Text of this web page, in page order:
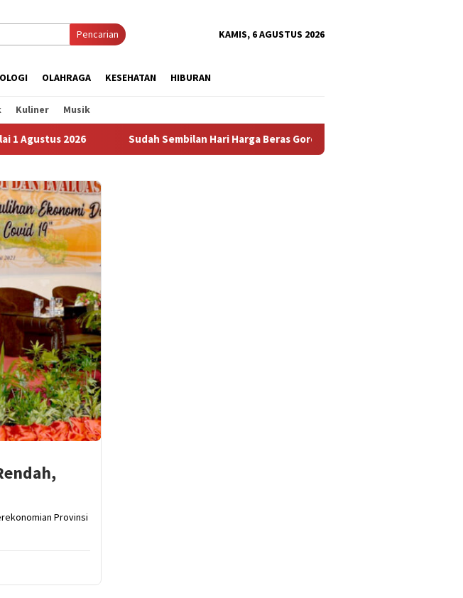
Pencarian KAMIS, 6 AGUSTUS 2026
OLAHRAGA KESEHATAN HIBURAN
Kuliner Musik
2026 Sudah Sembilan Hari Harga Beras Gorontalo Termahal di Indonesia,
Provinsi